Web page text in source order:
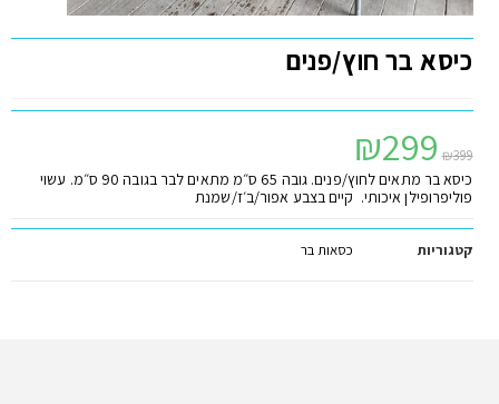
כיסא בר חוץ/פנים
₪399
₪299
כיסא בר מתאים לחוץ/פנים. גובה 65 ס״מ מתאים לבר בגובה 90 ס״מ. עשוי
פוליפרופילן איכותי. קיים בצבע אפור/ב׳ז/שמנת
קטגוריות כסאות בר